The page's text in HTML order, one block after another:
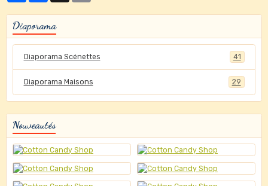
Diaporama
Diaporama Scénettes 41
Diaporama Maisons 29
Nouveautés